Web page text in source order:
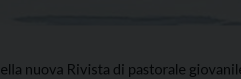
nuova Rivista di pastorale